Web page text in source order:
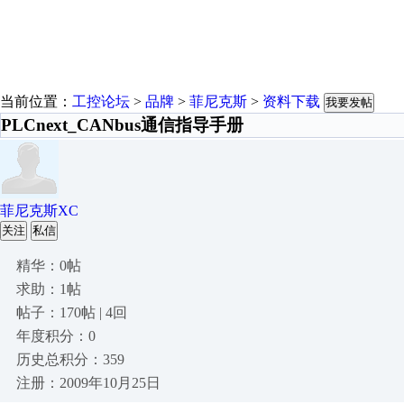
当前位置： 工控论坛 > 品牌 > 菲尼克斯 > 资料下载 我要发帖
PLCnext_CANbus通信指导手册
菲尼克斯XC
关注 私信
精华：0帖
求助：1帖
帖子：170帖 | 4回
年度积分：0
历史总积分：359
注册：2009年10月25日